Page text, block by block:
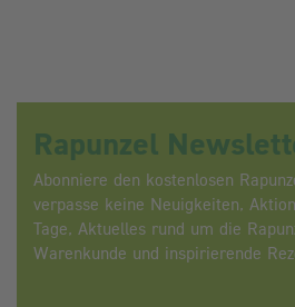
Rapunzel
Abonniere den kostenlosen
verpasse keine Neuigkeiten,
Tage, Aktuelles rund um die
Warenkunde und inspirierende